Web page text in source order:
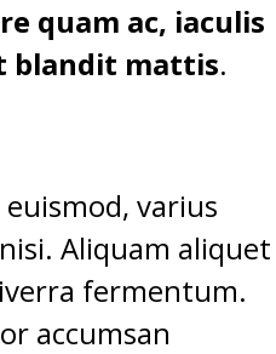
quam ac, iaculis
blandit mattis.
varius
Aliquam aliquet
fermentum.
accumsan